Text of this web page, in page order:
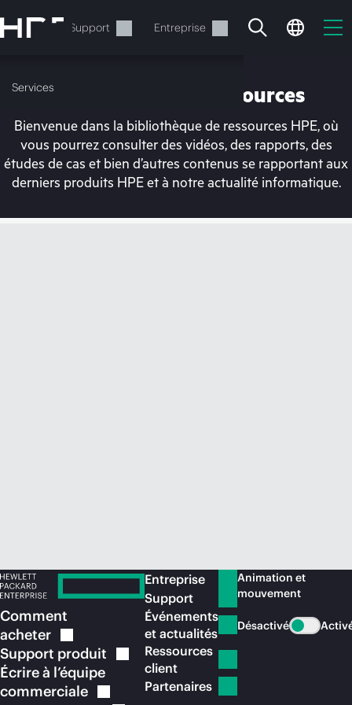
au
contenu
Services Support Entreprise
Services
Votre panier est
Bibliothèque de ressources
Bienvenue dans la bibliothèque de ressources HPE, où
vous pourrez consulter des vidéos, des rapports, des
études de cas et bien d’autres contenus se rapportant aux
derniers produits HPE et à notre actualité informatique.
Comment
acheter
Support produit
Écrire à l’équipe
commerciale
Entreprise
Support
Événements
et actualités
Ressources
client
Partenaires
Animation et
mouvement
Désactivé